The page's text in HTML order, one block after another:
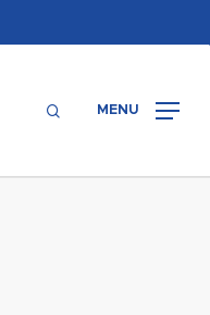
searchMENU